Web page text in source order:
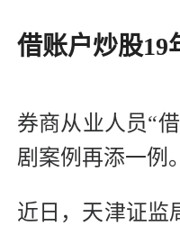
借账户炒股19
券商从业人员“
剧案例再添一例。
近日，天津证监